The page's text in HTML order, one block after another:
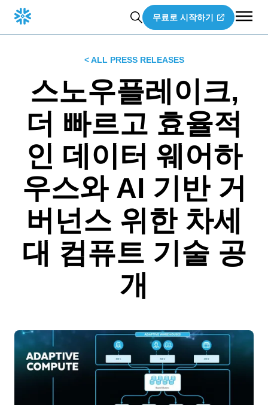
무료로 시작하기
< ALL PRESS RELEASES
스노우플레이크,
더 빠르고 효율적
인 데이터 웨어하
우스와 AI 기반 거
버넌스 위한 차세
대 컴퓨트 기술 공
개